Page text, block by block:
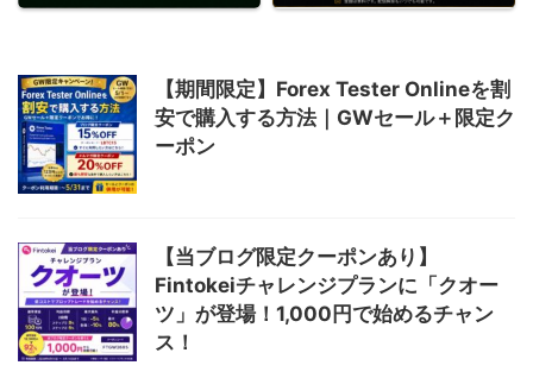
【期間限定】Forex Tester Onlineを割
安で購入する方法｜GWセール＋限定ク
ーポン
【当ブログ限定クーポンあり】
Fintokeiチャレンジプランに「クオー
ツ」が登場！1,000円で始めるチャン
ス！